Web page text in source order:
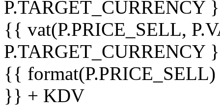
P.TARGET_CURRENCY
{{ vat(P.PRICE_SELL,
P.TARGET_CURRENCY
{{
}} + KDV